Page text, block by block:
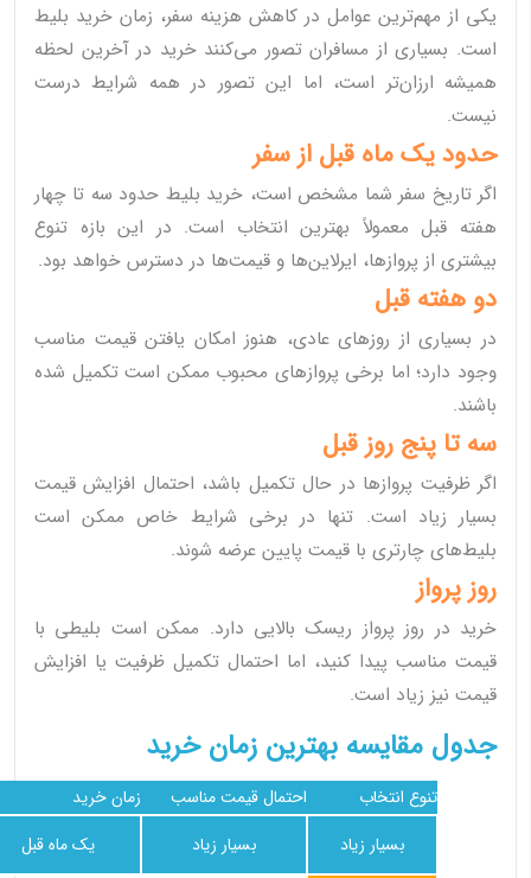
یکی از مهم‌ترین عوامل در کاهش هزینه سفر، زمان خرید بلیط
است. بسیاری از مسافران تصور می‌کنند خرید در آخرین لحظه
همیشه ارزان‌تر است، اما این تصور در همه شرایط درست
نیست.
حدود یک ماه قبل از سفر
اگر تاریخ سفر شما مشخص است، خرید بلیط حدود سه تا چهار
هفته قبل معمولاً بهترین انتخاب است. در این بازه تنوع
بیشتری از پروازها، ایرلاین‌ها و قیمت‌ها در دسترس خواهد بود.
دو هفته قبل
در بسیاری از روزهای عادی، هنوز امکان یافتن قیمت مناسب
وجود دارد؛ اما برخی پروازهای محبوب ممکن است تکمیل شده
باشند.
سه تا پنج روز قبل
اگر ظرفیت پروازها در حال تکمیل باشد، احتمال افزایش قیمت
بسیار زیاد است. تنها در برخی شرایط خاص ممکن است
بلیط‌های چارتری با قیمت پایین عرضه شوند.
روز پرواز
خرید در روز پرواز ریسک بالایی دارد. ممکن است بلیطی با
قیمت مناسب پیدا کنید، اما احتمال تکمیل ظرفیت یا افزایش
قیمت نیز زیاد است.
جدول مقایسه بهترین زمان خرید
زمان خرید احتمال قیمت مناسب
تنوع انتخاب
یک ماه قبل
بسیار زیاد بسیار زیاد